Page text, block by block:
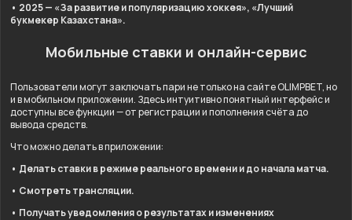
• 2025 — «За развитие и популяризацию хоккея», «Лучший
букмекер Казахстана».
Мобильные ставки и онлайн-сервис
Пользователи могут заключать пари не только на сайте OLIMPBET, но
и в мобильном приложении. Здесь интуитивно понятный интерфейс и
доступны все функции — от регистрации и пополнения счёта до
вывода средств.
Что можно делать в приложении:
• Делать ставки в режиме реального времени и до начала матча.
• Смотреть трансляции.
• Получать уведомления о результатах и изменениях